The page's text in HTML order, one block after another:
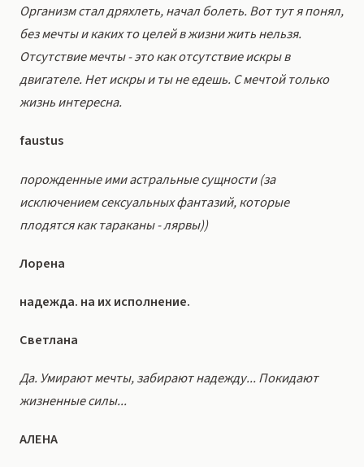
Организм стал дряхлеть, начал болеть. Вот тут я понял,
без мечты и каких то целей в жизни жить нельзя.
Отсутствие мечты - это как отсутствие искры в
двигателе. Нет искры и ты не едешь. С мечтой только
жизнь интересна.
faustus
порожденные ими астральные сущности (за
исключением сексуальных фантазий, которые
плодятся как тараканы - лярвы))
Лорена
надежда. на их исполнение.
Светлана
Да. Умирают мечты, забирают надежду... Покидают
жизненные силы...
АЛЕНА